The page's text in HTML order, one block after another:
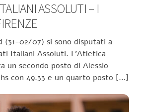
ASSOLUTI – I
(31-02/07) si sono disputati a
Italiani Assoluti. L’Atletica
un secondo posto di Alessio
con 49.33 e un quarto posto […]